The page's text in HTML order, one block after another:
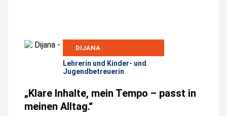
DIJANA
Lehrerin und Kinder- und
Jugendbetreuerin
„Klare Inhalte, mein Tempo – passt in
meinen Alltag.“